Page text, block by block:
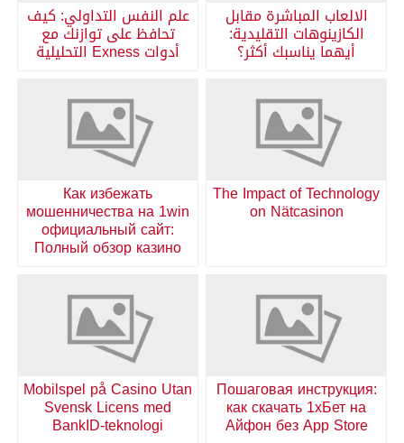
الالعاب المباشرة مقابل
الكازينوهات التقليدية:
أيهما يناسبك أكثر؟
علم النفس التداولي: كيف
تحافظ على توازنك مع
أدوات Exness التحليلية
The Impact of Technology
on Nätcasinon
Как избежать
мошенничества на 1win
официальный сайт:
Полный обзор казино
Пошаговая инструкция:
как скачать 1хБет на
Айфон без App Store
Mobilspel på Casino Utan
Svensk Licens med
BankID-teknologi